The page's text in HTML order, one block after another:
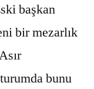
başkan
bir mezarlık
bunu